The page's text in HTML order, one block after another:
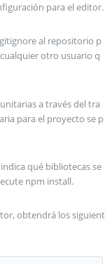
para el editor.
al repositorio p
otro usuario q
a través del tra
para el proyecto se p
qué bibliotecas se
npm install.
obtendrá los siguient